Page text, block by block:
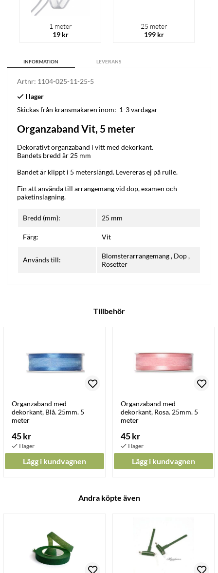
1 meter
19 kr
25 meter
199 kr
INFORMATION LEVERANS
Artnr: 1104-025-11-25-5
Skickas från kransmakaren inom: 1-3 vardagar
Organzaband Vit, 5 meter
Dekorativt organzaband i vitt med dekorkant.
Bandets bredd är 25 mm
Bandet är klippt i 5 meterslängd. Levereras ej på rulle.
Fin att använda till arrangemang vid dop, examen och
paketinslagning.
Bredd (mm): 25 mm
Färg: Vit
Används till: Blomsterarrangemang, Dop,
Rosetter
Tillbehör
Organzaband med
dekorkant, Blå. 25mm. 5
meter
45 kr
Lägg i kundvagnen
Organzaband med
dekorkant, Rosa. 25mm. 5
meter
45 kr
Lägg i kundvagnen
Andra köpte även